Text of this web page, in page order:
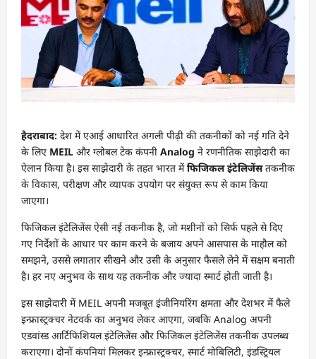
हैदराबाद: देश में एआई आधारित अगली पीढ़ी की तकनीकों को नई गति देने
के लिए MEIL और ग्लोबल टेक कंपनी Analog ने रणनीतिक साझेदारी का
ऐलान किया है। इस साझेदारी के तहत भारत मेंफिजिकल इंटेलिजेंसतकनीक
के विकास, परीक्षण और व्यापक उपयोग पर संयुक्त रूप से काम किया
जाएगा।
फिजिकल इंटेलिजेंस ऐसी नई तकनीक है, जो मशीनों को सिर्फ पहले से दिए
गए निर्देशों के आधार पर काम करने के बजाय अपने आसपास के माहौल को
समझने, उससे लगातार सीखने और उसी के अनुसार फैसले लेने में सक्षम बनाती
है। हर नए अनुभव के साथ यह तकनीक और ज्यादा स्मार्ट होती जाती है।
इस साझेदारी में MEIL अपनी मजबूत इंजीनियरिंग क्षमता और देशभर में फैले
इन्फ्रास्ट्रक्चर नेटवर्क का अनुभव लेकर आएगा, जबकि Analog अपनी
एडवांस्ड आर्टिफिशियल इंटेलिजेंस और फिजिकल इंटेलिजेंस तकनीक उपलब्ध
कराएगा। दोनों कंपनियां मिलकर इन्फ्रास्ट्रक्चर, स्मार्ट मोबिलिटी, इंडस्ट्रियल